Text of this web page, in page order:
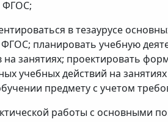
ФГОС;
в тезаурусе
планировать учебную
занятиях; проектировать
учебных действий на
предмету с учетом
работы с основными